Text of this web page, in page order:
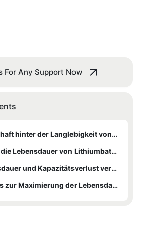
For Any Support Now
Die Wissenschaft hinter der Langlebigkeit von Lithiumbatterien
Faktoren, die die Lebensdauer von Lithiumbatterien beeinflussen
Zykluslebensdauer und Kapazitätsverlust verstehen
Best Practices zur Maximierung der Lebensdauer von Lithiumbatterien